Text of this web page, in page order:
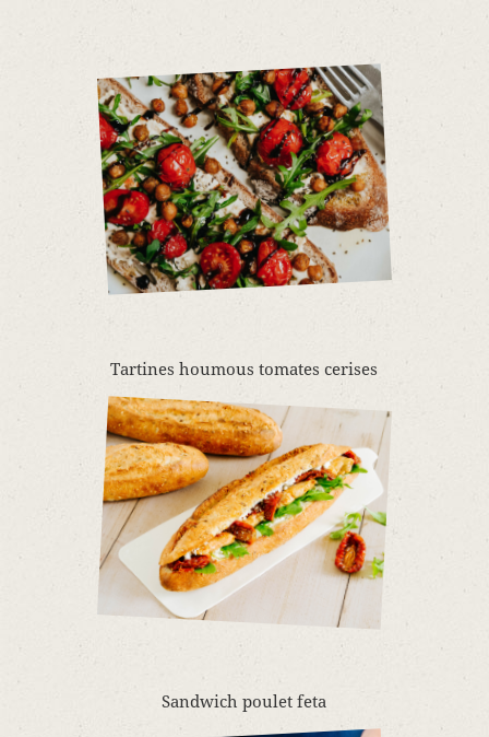
Tartines houmous tomates cerises
Sandwich poulet feta